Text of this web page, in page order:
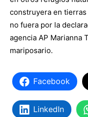
construyera en
no fuera por la
agencia AP Marianna
mariposario.
Facebook
LinkedIn